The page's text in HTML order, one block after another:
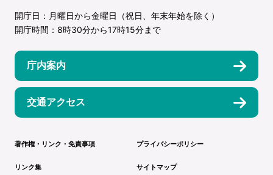
開庁日：月曜日から金曜日（祝日、年末年始を除く）
開庁時間：8時30分から17時15分まで
庁内案内
交通アクセス
著作権・リンク・免責事項 プライバシーポリシー
リンク集 サイトマップ